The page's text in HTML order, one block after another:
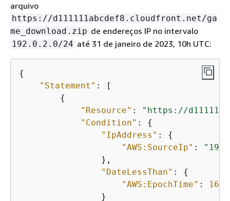
arquivo
https://d111111abcdef8.cloudfront.net/ga
me_download.zip de endereços IP no intervalo
192.0.2.0/24 até 31 de janeiro de 2023, 10h UTC:
{
"Statement" : [
{
"Resource" :
"https://
"Condition" : {
"IpAddress" : {
"AWS:SourceIp" :
                },
"DateLessThan" : {
"AWS:EpochTime" :
                }